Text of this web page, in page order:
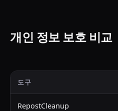
개인 정보 보호 비교
도구
RepostCleanup